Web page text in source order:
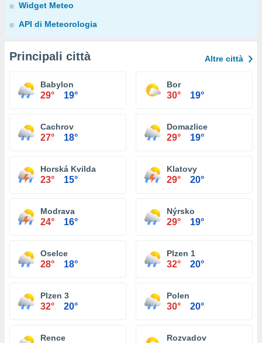
Widget Meteo
API di Meteorologia
Principali città Altre città
Babylon
29° 19°
Bor
30° 19°
Cachrov
27° 18°
Domazlice
29° 19°
Horská Kvilda
23° 15°
Klatovy
29° 20°
Modrava
24° 16°
Nýrsko
29° 19°
Oselce
28° 18°
Plzen 1
32° 20°
Plzen 3
32° 20°
Polen
30° 20°
Rence Rozvadov